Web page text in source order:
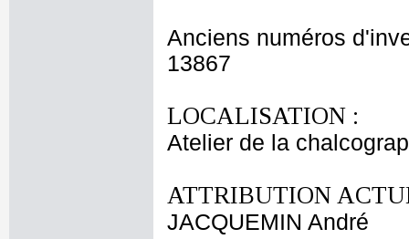
Anciens numéros
13867
LOCALISATION :
Atelier de la
ATTRIBUTION
JACQUEMIN André